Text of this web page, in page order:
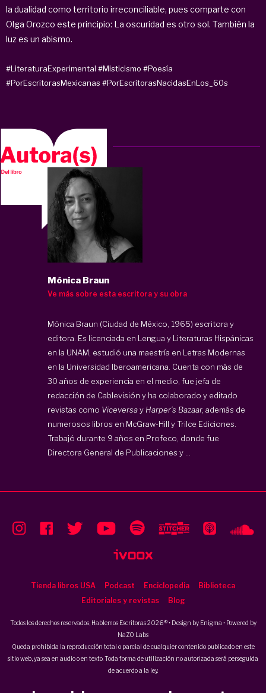
la dualidad como territorio irreconciliable, pues comparte con
Olga Orozco este principio: La oscuridad es otro sol. También la
luz es un abismo.
#LiteraturaExperimental #Misticismo #Poesía
#PorEscritorasMexicanas #PorEscritorasNacidasEnLos_60s
Mónica Braun
Ve más sobre esta escritora y su obra
Mónica Braun (Ciudad de México, 1965) escritora y
editora. Es licenciada en Lengua y Literaturas Hispánicas
en la UNAM, estudió una maestría en Letras Modernas
en la Universidad Iberoamericana. Cuenta con más de
30 años de experiencia en el medio, fue jefa de
redacción de Cablevisión y ha colaborado y editado
revistas como Viceversay Harper’s Bazaar, además de
numerosos libros en McGraw-Hill y Trilce Ediciones.
Trabajó durante 9 años en Profeco, donde fue
Directora General de Publicaciones y ...
Tienda libros USA Podcast Enciclopedia
Biblioteca
Editoriales y revistas
Blog
Todos los derechos reservados, Hablemos Escritoras 2026 ® • Design by Enigma • Powered by
NaZO Labs
Queda prohibida la reproducción total o parcial de cualquier contenido publicado en este
sitio web, ya sea en audio o en texto. Toda forma de utilización no autorizada será perseguida
de acuerdo a la ley.